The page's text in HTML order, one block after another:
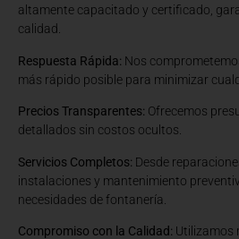
altamente capacitado y certificado,
calidad.
Respuesta Rápida: Nos
más rápido posible para minimizar
Precios Transparentes: Ofrecemos
detallados sin costos ocultos.
Servicios Completos: Desde
instalaciones y mantenimiento
necesidades de fontanería.
Compromiso con la Calidad: Utilizamos